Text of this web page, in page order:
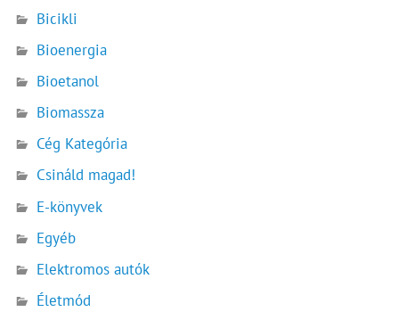
Bicikli
Bioenergia
Bioetanol
Biomassza
Cég Kategória
Csináld magad!
E-könyvek
Egyéb
Elektromos autók
Életmód